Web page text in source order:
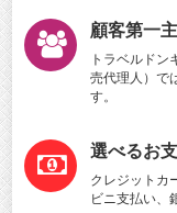
顧客第一
トラベルドン
売代理人）で
す。
選べるお
クレジットカ
ビニ支払い、